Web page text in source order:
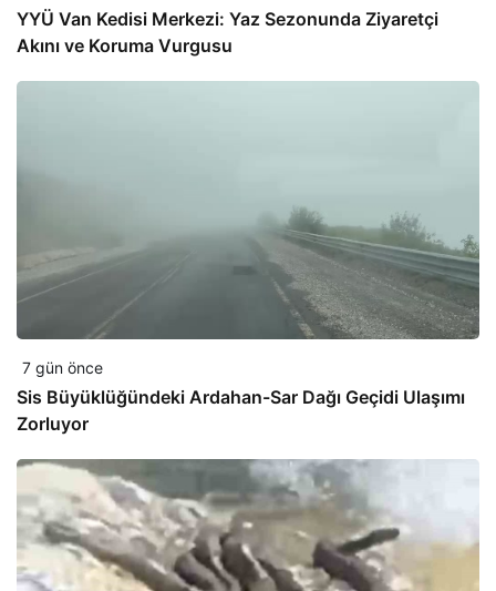
YYÜ Van Kedisi Merkezi: Yaz Sezonunda Ziyaretçi
Akını ve Koruma Vurgusu
7 gün önce
Sis Büyüklüğündeki Ardahan-Sar Dağı Geçidi Ulaşımı
Zorluyor